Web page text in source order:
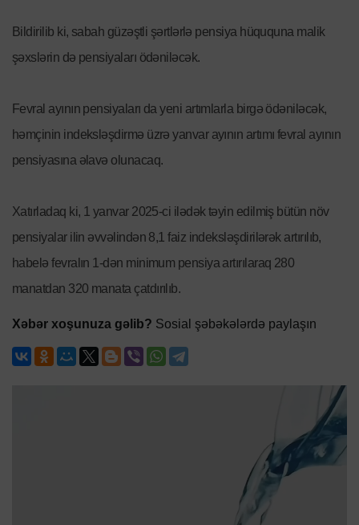
Bildirilib ki, sabah güzəştli şərtlərlə pensiya hüququna malik
şəxslərin də pensiyaları ödəniləcək.
Fevral ayının pensiyaları da yeni artımlarla birgə ödəniləcək,
həmçinin indeksləşdirmə üzrə yanvar ayının artımı fevral ayının
pensiyasına əlavə olunacaq.
Xatırladaq ki, 1 yanvar 2025-ci ilədək təyin edilmiş bütün növ
pensiyalar ilin əvvəlindən 8,1 faiz indeksləşdirilərək artırılıb,
habelə fevralın 1-dən minimum pensiya artırılaraq 280
manatdan 320 manata çatdırılıb.
Xəbər xoşunuza gəlib? Sosial şəbəkələrdə paylaşın